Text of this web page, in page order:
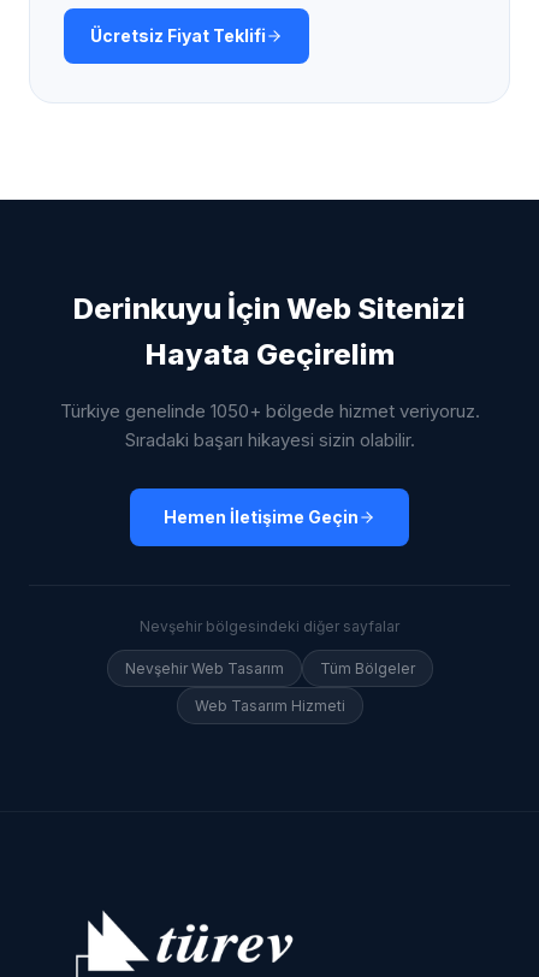
Ücretsiz Fiyat Teklifi
Derinkuyu İçin Web Sitenizi
Hayata Geçirelim
Türkiye genelinde 1050+ bölgede hizmet veriyoruz.
Sıradaki başarı hikayesi sizin olabilir.
Hemen İletişime Geçin
Nevşehir bölgesindeki diğer sayfalar
NevşehirWeb Tasarım Tüm Bölgeler
Web Tasarım Hizmeti